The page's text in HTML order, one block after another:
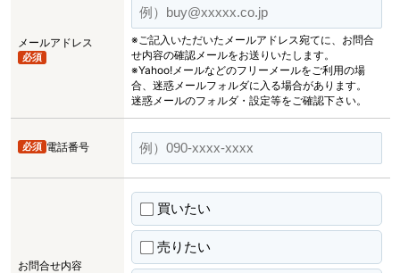
メールアドレス
必須
※ご記入いただいたメールアドレス宛てに、お問合
せ内容の確認メールをお送りいたします。
※Yahoo!メールなどのフリーメールをご利用の場
合、迷惑メールフォルダに入る場合があります。
迷惑メールのフォルダ・設定等をご確認下さい。
電話番号
必須
お問合せ内容
買いたい
売りたい